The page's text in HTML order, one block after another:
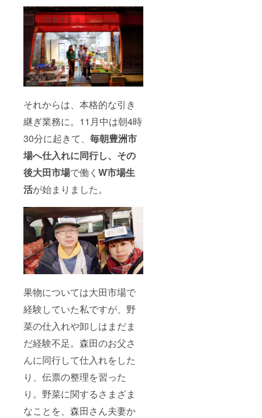
それからは、本格的な引き
継ぎ業務に。11月中は朝4時
30分に起きて、 毎朝豊洲市
場へ仕入れに同行し、その
後大田市場で働く W市場生
活が始まりました。
果物については大田市場で
経験していた私ですが、野
菜の仕入れや卸しはまだま
だ経験不足。森田のお父さ
んに同行して仕入れをした
り、伝票の整理を習った
り。野菜に関するさまざま
なことを、森田さん夫妻か